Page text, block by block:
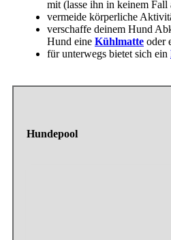
mit (lasse ihn in keinem
vermeide körperliche
verschaffe deinem Hund
Hund eine Kühlmatte oder
für unterwegs bietet sich ein
Hundepool